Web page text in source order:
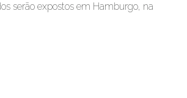
serão expostos em Hamburgo, na